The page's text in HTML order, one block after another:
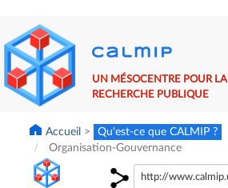
au
contenu
principal
UN MÉSOCENTRE POUR LA
RECHERCHE PUBLIQUE
Accueil
Qu'est-ce que CALMIP ?
Organisation-Gouvernance